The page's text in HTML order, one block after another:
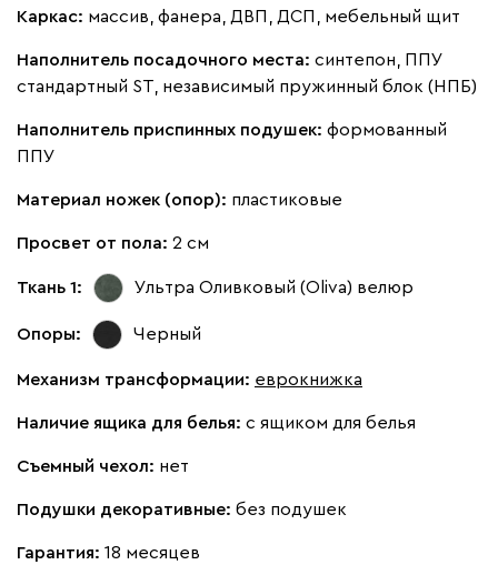
Каркас: массив, фанера, ДВП, ДСП, мебельный щит
Наполнитель посадочного места: синтепон, ППУ
стандартный ST, независимый пружинный блок (НПБ)
Наполнитель приспинных подушек: формованный
ППУ
Материал ножек (опор): пластиковые
Просвет от пола: 2 см
Ткань 1: Ультра Оливковый (Oliva) велюр
Опоры: Черный
Механизм трансформации: еврокнижка
Наличие ящика для белья: с ящиком для белья
Съемный чехол: нет
Подушки декоративные: без подушек
Гарантия: 18 месяцев